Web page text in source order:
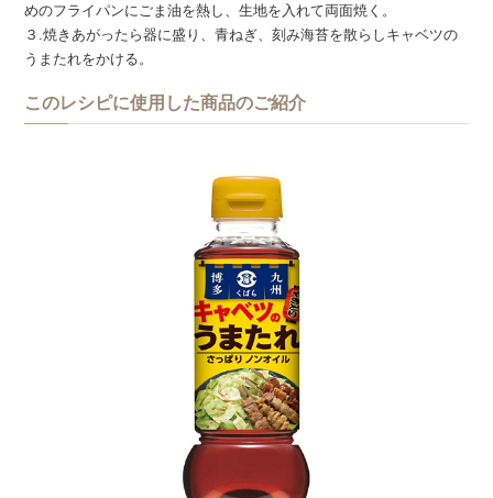
めのフライパンにごま油を熱し、生地を入れて両面焼く。
３.焼きあがったら器に盛り、青ねぎ、刻み海苔を散らしキャベツの
うまたれをかける。
このレシピに使用した商品のご紹介